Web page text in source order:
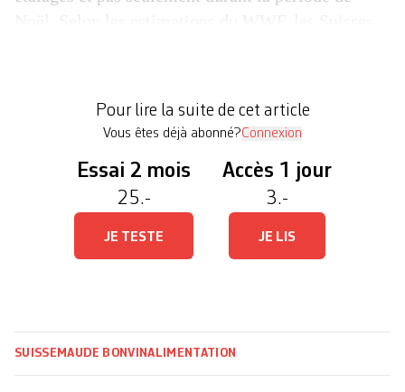
également souvent au menu des restaurants. […]
Pour lire la suite de cet article
Vous êtes déjà abonné?Connexion
Essai 2 mois
25.-
JE TESTE
Accès 1 jour
3.-
JE LIS
SUISSE MAUDE BONVINALIMENTATION